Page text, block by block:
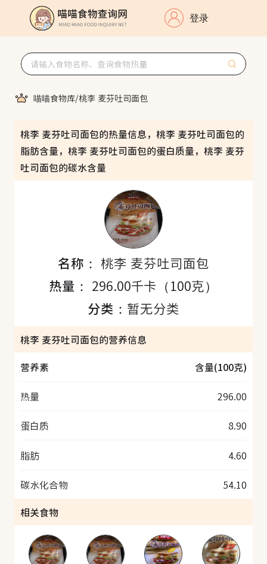
登录
喵喵食物库/桃李 麦芬吐司面包
桃李 麦芬吐司面包的热量信息，桃李 麦芬吐司面包的
脂肪含量，桃李 麦芬吐司面包的蛋白质量，桃李 麦芬
吐司面包的碳水含量
名称： 桃李 麦芬吐司面包
热量： 296.00千卡（100克）
分类： 暂无分类
桃李 麦芬吐司面包的营养信息
营养素
含量(100克)
热量 296.00
蛋白质 8.90
脂肪 4.60
碳水化合物
54.10
相关食物